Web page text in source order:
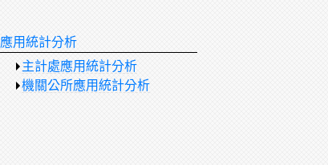
應用統計分析
主計處應用統計分析
機關公所應用統計分析